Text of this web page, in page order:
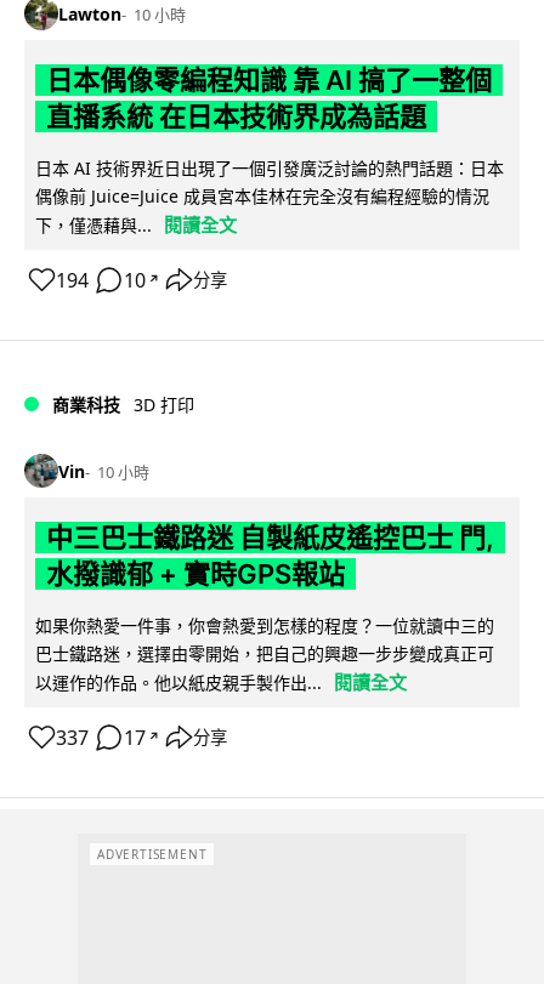
Lawton 10 小時
日本偶像零編程知識 靠 AI 搞了一整個
直播系統 在日本技術界成為話題
日本 AI 技術界近日出現了一個引發廣泛討論的熱門話題：日本
偶像前 Juice=Juice 成員宮本佳林在完全沒有編程經驗的情況
下，僅憑藉與...
閱讀全文
194 10 ↗ 分享
商業科技 3D 打印
Vin 10 小時
中三巴士鐵路迷 自製紙皮遙控巴士 門,
水撥識郁 + 實時GPS報站
如果你熱愛一件事，你會熱愛到怎樣的程度？一位就讀中三的
巴士鐵路迷，選擇由零開始，把自己的興趣一步步變成真正可
以運作的作品。他以紙皮親手製作出...
閱讀全文
337 17 ↗ 分享
ADVERTISEMENT